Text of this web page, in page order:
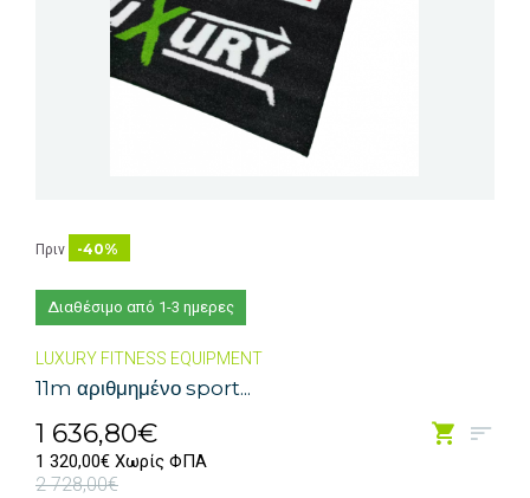
Πριν -40%
Διαθέσιμο από 1-3 ημερες
LUXURY FITNESS EQUIPMENT
11m αριθμημένο sport...
1 636,80€
1 320,00€ Χωρίς ΦΠΑ
2 728,00€